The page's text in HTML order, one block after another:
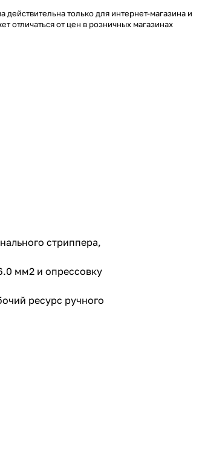
действительна только для интернет-магазина и
отличаться от цен в розничных магазинах
стриппера,
мм2 и опрессовку
ресурс ручного